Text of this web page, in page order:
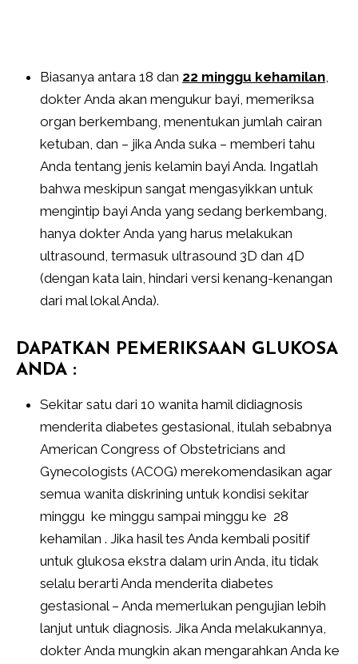
Biasanya antara 18 dan 22 minggu kehamilan,
dokter Anda akan mengukur bayi, memeriksa
organ berkembang, menentukan jumlah cairan
ketuban, dan – jika Anda suka – memberi tahu
Anda tentang jenis kelamin bayi Anda. Ingatlah
bahwa meskipun sangat mengasyikkan untuk
mengintip bayi Anda yang sedang berkembang,
hanya dokter Anda yang harus melakukan
ultrasound, termasuk ultrasound 3D dan 4D
(dengan kata lain, hindari versi kenang-kenangan
dari mal lokal Anda).
DAPATKAN PEMERIKSAAN GLUKOSA
ANDA :
Sekitar satu dari 10 wanita hamil didiagnosis
menderita diabetes gestasional, itulah sebabnya
American Congress of Obstetricians and
Gynecologists (ACOG) merekomendasikan agar
semua wanita diskrining untuk kondisi sekitar
minggu ke minggu sampai minggu ke 28
kehamilan . Jika hasil tes Anda kembali positif
untuk glukosa ekstra dalam urin Anda, itu tidak
selalu berarti Anda menderita diabetes
gestasional – Anda memerlukan pengujian lebih
lanjut untuk diagnosis. Jika Anda melakukannya,
dokter Anda mungkin akan mengarahkan Anda ke